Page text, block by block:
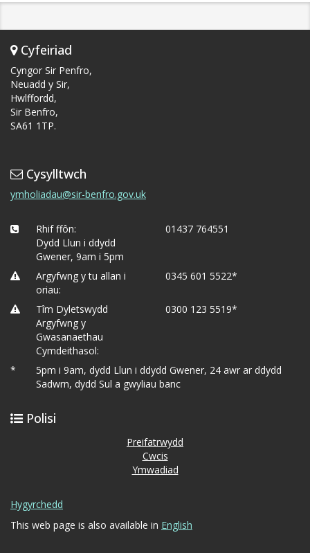
Cyfeiriad
Cyngor Sir Penfro,
Neuadd y Sir,
Hwlffordd,
Sir Benfro,
SA61 1TP.
Cysylltwch
ymholiadau@sir-benfro.gov.uk
Rhif ffôn:
Dydd Llun i ddydd
Gwener, 9am i 5pm
01437 764551
Argyfwng y tu allan i
oriau:
0345 601 5522*
Tîm Dyletswydd
Argyfwng y
Gwasanaethau
Cymdeithasol:
0300 123 5519*
*
5pm i 9am, dydd Llun i ddydd Gwener, 24 awr ar ddydd
Sadwrn, dydd Sul a gwyliau banc
Polisi
Preifatrwydd
Cwcis
Ymwadiad
Hygyrchedd
This web page is also available in English